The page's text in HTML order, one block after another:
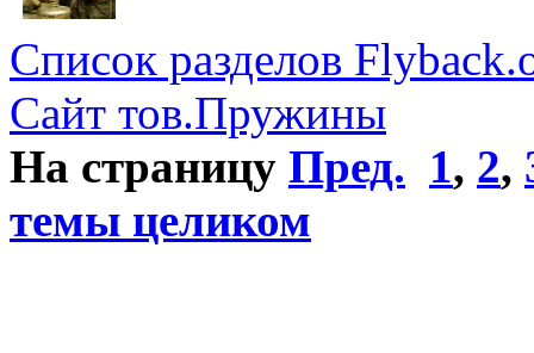
Список разделов
Сайт тов.Пружины
На страницу Пред. 1, 2,
темы целиком